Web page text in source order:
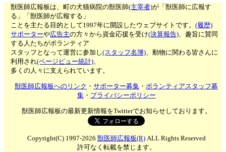
獣医師広報板は、町の犬猫病院の獣医師(主宰者)が「獣医師に広報す
る」「獣医師が広報する」
ことを主たる目的として1997年に開設したウェブサイトです。(履歴)
サポーターや広告主の方々から資金応援を受け(決算報告)、趣旨に賛同
する人たちがボランティア
スタッフとなって運営に参加し(スタッフ名簿)、動物に関わる皆さんに
利用され(ページビュー統計)、
多くの人々に支えられています。
獣医師広報板へのリンク ・サポーター募集 ・ボランティアスタッフ募
集・ プライバシーポリシー
獣医師広報板の最新更新情報をTwitterでお知らせしております。
Copyright(C) 1997-2026 獣医師広報板(R)ALL Rights Reserved
許可なく転載を禁じます。